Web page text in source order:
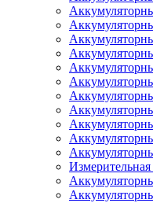
Измерительная